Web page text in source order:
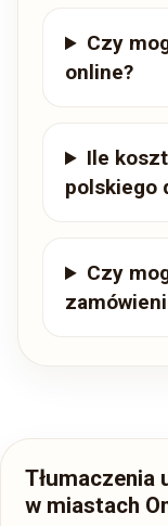
Czy
online?
Ile
polskiego
Czy
Tłumaczenia
w miastach